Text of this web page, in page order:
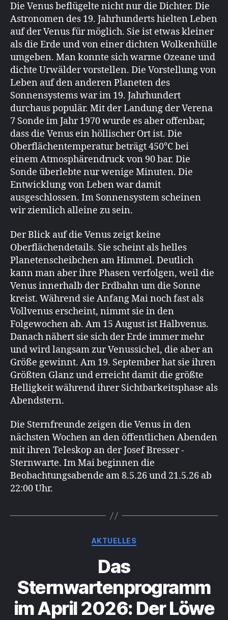
Die Venus beflügelte nicht nur die Dichter. Die
Astronomen des 19. Jahrhunderts hielten Leben
auf der Venus für möglich. Sie ist etwas kleiner
als die Erde und von einer dichten Wolkenhülle
umgeben. Man konnte sich warme Ozeane und
dichte Urwälder vorstellen. Die Vorstellung von
Leben auf den anderen Planeten des
Sonnensystems war im 19. Jahrhundert
durchaus populär. Mit der Landung der Verena
7 Sonde im Jahr 1970 wurde es aber offenbar,
dass die Venus ein höllischer Ort ist. Die
Oberflächentemperatur beträgt 450°C bei
einem Atmosphärendruck von 90 bar. Die
Sonde überlebte nur wenige Minuten. Die
Entwicklung von Leben war damit
ausgeschlossen. Im Sonnensystem scheinen
wir ziemlich alleine zu sein.
Der Blick auf die Venus zeigt keine
Oberflächendetails. Sie scheint als helles
Planetenscheibchen am Himmel. Deutlich
kann man aber ihre Phasen verfolgen, weil die
Venus innerhalb der Erdbahn um die Sonne
kreist. Während sie Anfang Mai noch fast als
Vollvenus erscheint, nimmt sie in den
Folgewochen ab. Am 15 August ist Halbvenus.
Danach nähert sie sich der Erde immer mehr
und wird langsam zur Venussichel, die aber an
Größe gewinnt. Am 19. September hat sie ihren
Größten Glanz und erreicht damit die größte
Helligkeit während ihrer Sichtbarkeitsphase als
Abendstern.
Die Sternfreunde zeigen die Venus in den
nächsten Wochen an den öffentlichen Abenden
mit ihren Teleskop an der Josef Bresser -
Sternwarte. Im Mai beginnen die
Beobachtungsabende am 8.5.26 und 21.5.26 ab
22:00 Uhr.
Kategorien
AKTUELLES
Das
Sternwartenprogramm
im April 2026: Der Löwe